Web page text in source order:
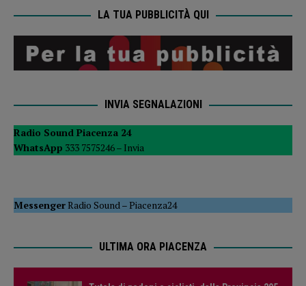
LA TUA PUBBLICITÀ QUI
INVIA SEGNALAZIONI
Radio Sound Piacenza 24
WhatsApp 333 7575246 – Invia
MessengerRadio Sound–Piacenza24
ULTIMA ORA PIACENZA